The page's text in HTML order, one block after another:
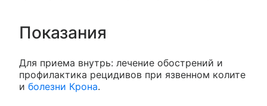
Показания
Для приема внутрь: лечение обострений и
профилактика рецидивов при язвенном колите
и болезни Крона.